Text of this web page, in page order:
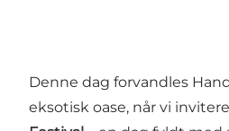
Denne dag forvandles
eksotisk oase, når vi